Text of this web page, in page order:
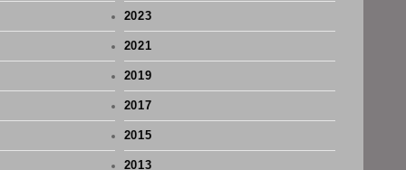
2023
2021
2019
2017
2015
2013